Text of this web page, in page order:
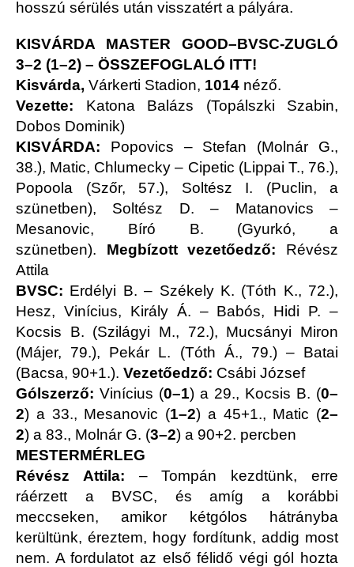
hosszú sérülés után visszatért a pályára.
KISVÁRDA MASTER GOOD–BVSC-ZUGLÓ
3–2 (1–2) – ÖSSZEFOGLALÓ ITT!
Kisvárda, Várkerti Stadion, 1014 néző.
Vezette: Katona Balázs (Topálszki Szabin,
Dobos Dominik)
KISVÁRDA: Popovics – Stefan (Molnár G.,
38.), Matic, Chlumecky – Cipetic (Lippai T., 76.),
Popoola (Szőr, 57.), Soltész I. (Puclin, a
szünetben), Soltész D. – Matanovics –
Mesanovic, Bíró B. (Gyurkó, a
szünetben). Megbízott vezetőedző: Révész
Attila
BVSC: Erdélyi B. – Székely K. (Tóth K., 72.),
Hesz, Vinícius, Király Á. – Babós, Hidi P. –
Kocsis B. (Szilágyi M., 72.), Mucsányi Miron
(Májer, 79.), Pekár L. (Tóth Á., 79.) – Batai
(Bacsa, 90+1.). Vezetőedző: Csábi József
Gólszerző: Vinícius (0–1) a 29., Kocsis B. (0–
2) a 33., Mesanovic (1–2) a 45+1., Matic (2–
2) a 83., Molnár G. (3–2) a 90+2. percben
MESTERMÉRLEG
Révész Attila: – Tompán kezdtünk, erre
ráérzett a BVSC, és amíg a korábbi
meccseken, amikor kétgólos hátrányba
kerültünk, éreztem, hogy fordítunk, addig most
nem. A fordulatot az első félidő végi gól hozta